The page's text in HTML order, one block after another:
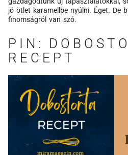
jó ötlet karamellbe nyúlni. Éget. De
finomságról van szó.
PIN:
RECEPT